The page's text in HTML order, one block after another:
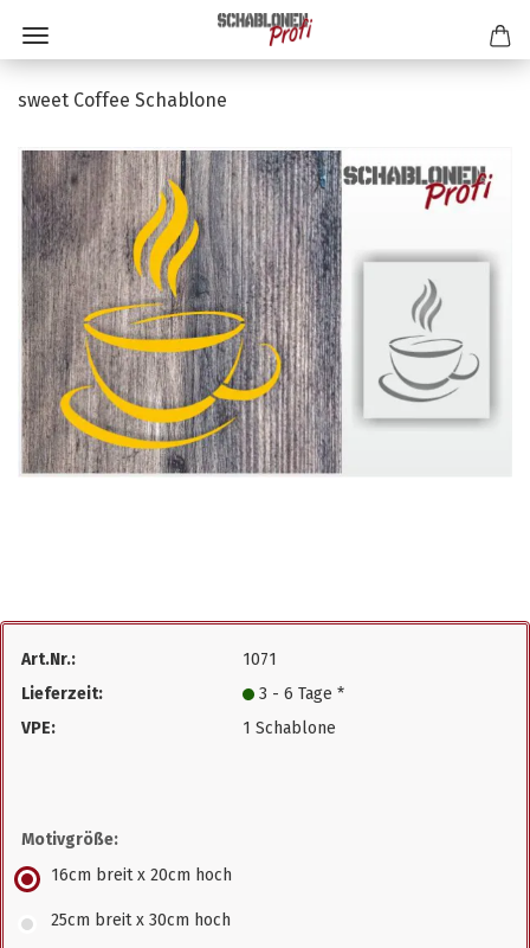
sweet Coffee Schablone
Art.Nr.:
1071
Lieferzeit:
3 - 6 Tage *
VPE:
1 Schablone
Motivgröße:
16cm breit x 20cm hoch
25cm breit x 30cm hoch